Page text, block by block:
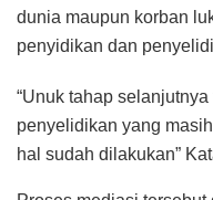
dunia maupun korban
penyidikan dan
“Unuk tahap
penyelidikan yang
hal sudah dilakukan”